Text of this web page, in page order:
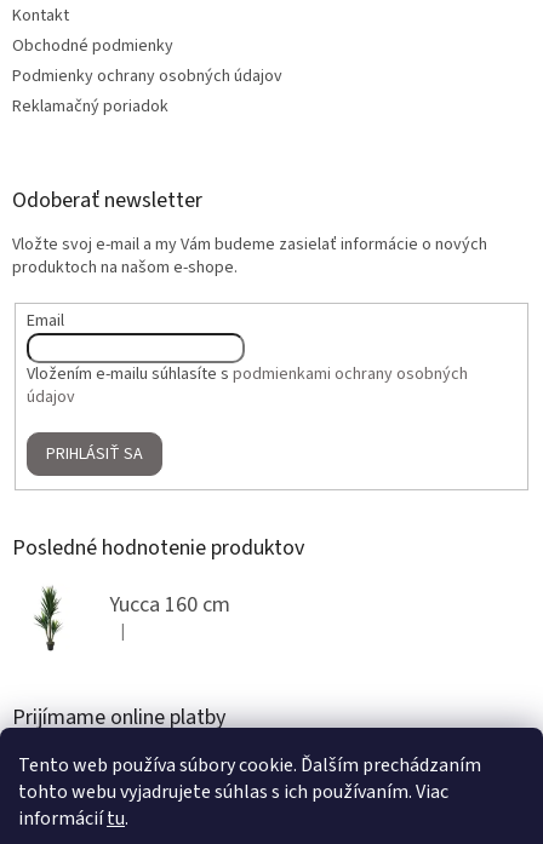
Tento web používa súbory cookie. Ďalším prechádzaním
tohto webu vyjadrujete súhlas s ich používaním. Viac
informáciítu.
Kontakt
Obchodné podmienky
Podmienky ochrany osobných údajov
Reklamačný poriadok
Odoberať newsletter
Vložte svoj e-mail a my Vám budeme zasielať informácie o nových
produktoch na našom e-shope.
Email
Vložením e-mailu súhlasíte s podmienkami ochrany osobných
údajov
PRIHLÁSIŤ SA
Posledné hodnotenie produktov
Yucca 160 cm
Hodnotenie produktu je 5 z 5 hviezdičiek.
|
Prijímame online platby